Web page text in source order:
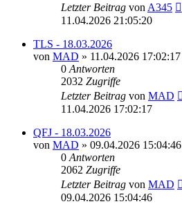
Letzter Beitrag von A345
11.04.2026 21:05:20
TLS - 18.03.2026
von MAD » 11.04.2026 17:02:17
0 Antworten
2032 Zugriffe
Letzter Beitrag von MAD
11.04.2026 17:02:17
QFJ - 18.03.2026
von MAD » 09.04.2026 15:04:46
0 Antworten
2062 Zugriffe
Letzter Beitrag von MAD
09.04.2026 15:04:46